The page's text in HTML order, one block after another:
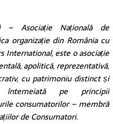
– Asociație Națională de
organizație din România cu
International, este o asociație
apolitică, reprezentativă,
cu patrimoniu distinct și
întemeiată pe principii
consumatorilor – membră
de Consumatori.